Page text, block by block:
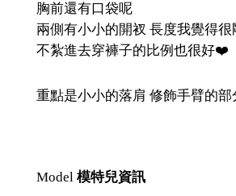
胸前還有口袋呢
兩側有小小的開衩 長度我覺得很
不紮進去穿褲子的比例也很好❤️
重點是小小的落肩 修飾手臂的
Model 模特兒資訊